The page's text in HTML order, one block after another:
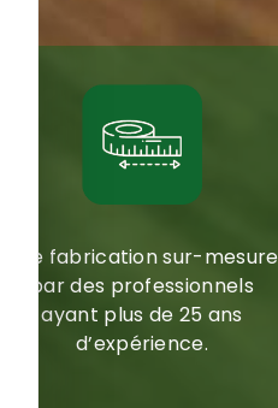
Masquer le
Une fabrication sur-mesure
par des professionnels
ayant plus de 25 ans
d’expérience.